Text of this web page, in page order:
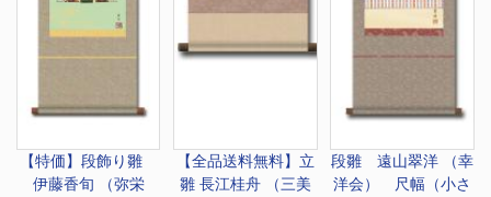
【特価】 段飾り雛
伊藤香旬 （弥栄
【全品送料無料】 立
雛 長江桂舟 （三美
段雛 遠山翠洋 （幸
洋会） 尺幅（小さ